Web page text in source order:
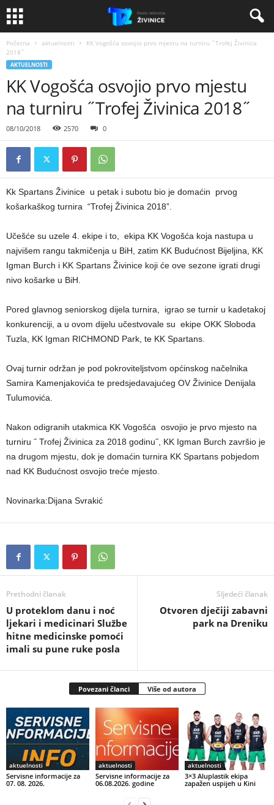
Početna aktuelnosti
KK Vogošća osvojio prvo mjestu na turniru ˝Trofej Živinica
2018˝
AKTUELNOSTI
KK Vogošća osvojio prvo mjestu
na turniru ˝Trofej Živinica 2018˝
08/10/2018 2570 0
Kk Spartans Živinice u petak i subotu bio je domaćin prvog
košarkaškog turnira “Trofej Živinica 2018”.
Učešće su uzele 4. ekipe i to, ekipa KK Vogošća koja nastupa u
najvišem rangu takmičenja u BiH, zatim KK Budućnost Bijeljina, KK
Igman Burch i KK Spartans Živinice koji će ove sezone igrati drugi
nivo košarke u BiH.
Pored glavnog seniorskog dijela turnira, igrao se turnir u kadetakoj
konkurenciji, a u ovom dijelu učestvovale su ekipe OKK Sloboda
Tuzla, KK Igman RICHMOND Park, te KK Spartans.
Ovaj turnir održan je pod pokroviteljstvom općinskog načelnika
Samira Kamenjakovića te predsjedavajućeg OV Živinice Denijala
Tulumovića.
Nakon odigranih utakmica KK Vogošća osvojio je prvo mjesto na
turniru ˝ Trofej Živinica za 2018 godinu˝, KK Igman Burch završio je
na drugom mjestu, dok je domaćin turnira KK Spartans pobjedom
nad KK Budućnost osvojio treće mjesto.
Novinarka:Dijana Svrakić
Prethodni članak
U proteklom danu i noć
ljekari i medicinari Službe
hitne medicinske pomoći
imali su pune ruke posla
Sljedeći članak
Otvoren dječiji zabavni
park na Dreniku
Povezani članci Više od autora
aktuelnosti
Servisne informacije za
07. 08. 2026.
aktuelnosti
Servisne informacije za
06.08.2026. godine
aktuelnosti
3×3 Aluplastik ekipa
zapažen uspijeh u Kini